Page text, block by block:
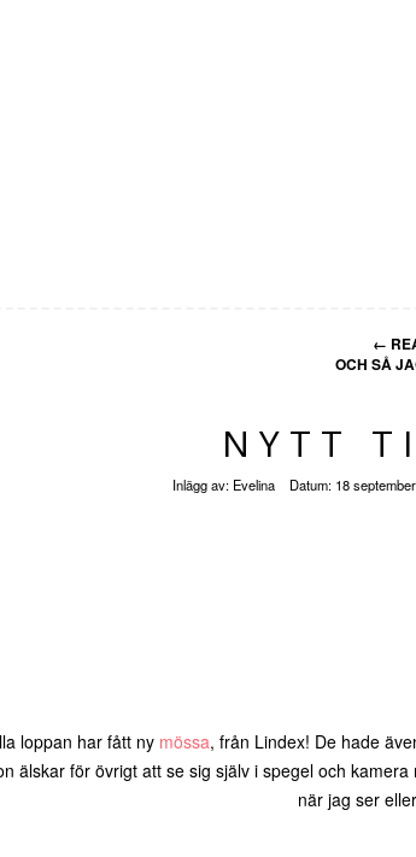
←
OCH SÅ
NYTT
Inlägg av: Evelina Datum: 18
loppan har fått ny mössa, från Lindex! De hade
älskar för övrigt att se sig själv i spegel och
när jag ser